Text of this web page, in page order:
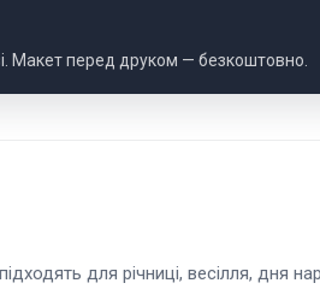
Макет перед друком — безкоштовно.
для річниці, весілля, дня